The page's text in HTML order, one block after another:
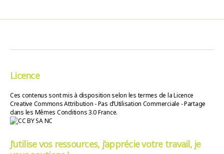
Licence
Ces contenus sont mis à disposition selon les termes de la Licence
Creative Commons Attribution - Pas d’Utilisation Commerciale - Partage
dans les Mêmes Conditions 3.0 France.
J’utilise vos ressources, j’apprécie votre travail, je